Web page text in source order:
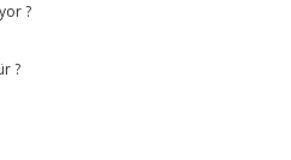
?
?